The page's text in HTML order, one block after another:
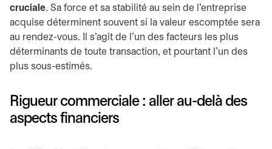
cruciale. Sa force et sa stabilité au sein de l’entreprise
acquise déterminent souvent si la valeur escomptée sera
au rendez-vous. Il s’agit de l’un des facteurs les plus
déterminants de toute transaction, et pourtant l’un des
plus sous-estimés.
Rigueur commerciale : aller au-delà des
aspects financiers